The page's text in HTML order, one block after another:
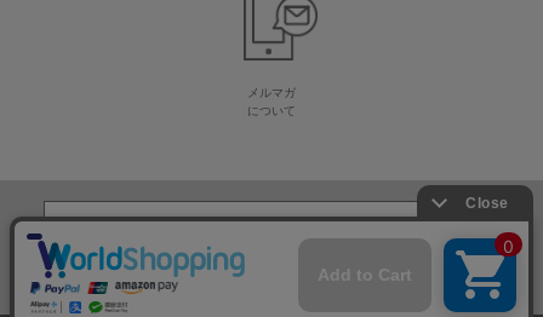
メルマガ
について
生地・毛糸・手芸材料の専門店